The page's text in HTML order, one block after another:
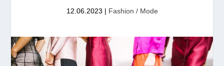
12.06.2023 | Fashion / Mode